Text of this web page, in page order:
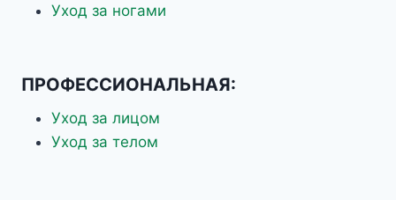
Уход за ногами
ПРОФЕССИОНАЛЬНАЯ:
Уход за лицом
Уход за телом